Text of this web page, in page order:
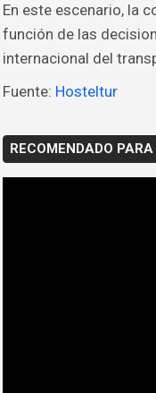
En este escenario, la
función de las
internacional del
Fuente: Hosteltur
RECOMENDADO